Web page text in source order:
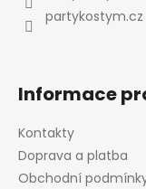
partykostym.cz
Informace
Kontakty
Doprava a platba
Obchodní